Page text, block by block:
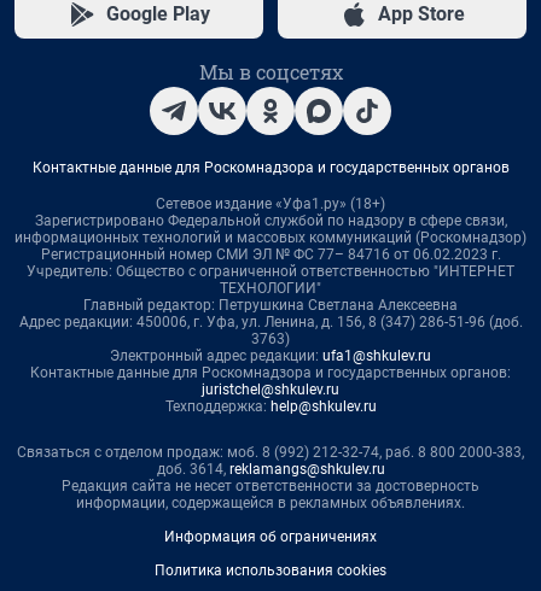
Google Play App Store
Мы в соцсетях
Контактные данные для Роскомнадзора и государственных органов
Сетевое издание «Уфа1.ру» (18+)
Зарегистрировано Федеральной службой по надзору в сфере связи,
информационных технологий и массовых коммуникаций (Роскомнадзор)
Регистрационный номер СМИ ЭЛ № ФС 77– 84716 от 06.02.2023 г.
Учредитель: Общество с ограниченной ответственностью "ИНТЕРНЕТ
ТЕХНОЛОГИИ"
Главный редактор: Петрушкина Светлана Алексеевна
Адрес редакции: 450006, г. Уфа, ул. Ленина, д. 156, 8 (347) 286-51-96 (доб.
3763)
Электронный адрес редакции: ufa1@shkulev.ru
Контактные данные для Роскомнадзора и государственных органов:
juristchel@shkulev.ru
Техподдержка: help@shkulev.ru
Связаться с отделом продаж: моб. 8 (992) 212-32-74, раб. 8 800 2000-383,
доб. 3614, reklamangs@shkulev.ru
Редакция сайта не несет ответственности за достоверность
информации, содержащейся в рекламных объявлениях.
Информация об ограничениях
Политика использования cookies